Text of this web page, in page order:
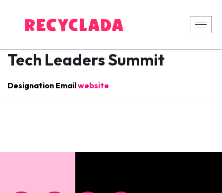
Tech Leaders Summit
Designation Emailwebsite